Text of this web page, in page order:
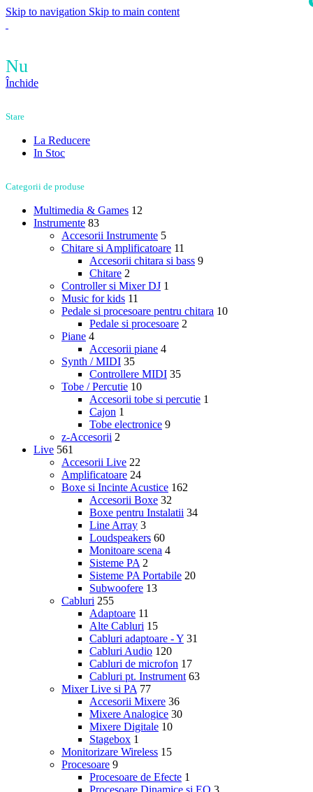
Skip to navigation Skip to main content
Nu
Închide
Stare
La Reducere
In Stoc
Categorii de produse
Multimedia & Games 12
Instrumente 83
Accesorii Instrumente 5
Chitare si Amplificatoare 11
Accesorii chitara si bass 9
Chitare 2
Controller si Mixer DJ 1
Music for kids 11
Pedale si procesoare pentru chitara 10
Pedale si procesoare 2
Piane 4
Accesorii piane 4
Synth / MIDI 35
Controllere MIDI 35
Tobe / Percutie 10
Accesorii tobe si percutie 1
Cajon 1
Tobe electronice 9
z-Accesorii 2
Live 561
Accesorii Live 22
Amplificatoare 24
Boxe si Incinte Acustice 162
Accesorii Boxe 32
Boxe pentru Instalatii 34
Line Array 3
Loudspeakers 60
Monitoare scena 4
Sisteme PA 2
Sisteme PA Portabile 20
Subwoofere 13
Cabluri 255
Adaptoare 11
Alte Cabluri 15
Cabluri adaptoare - Y 31
Cabluri Audio 120
Cabluri de microfon 17
Cabluri pt. Instrument 63
Mixer Live si PA 77
Accesorii Mixere 36
Mixere Analogice 30
Mixere Digitale 10
Stagebox 1
Monitorizare Wireless 15
Procesoare 9
Procesoare de Efecte 1